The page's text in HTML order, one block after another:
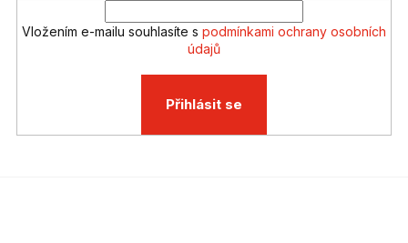
Vložením e-mailu souhlasíte s podmínkami ochrany osobních
údajů
Přihlásit se